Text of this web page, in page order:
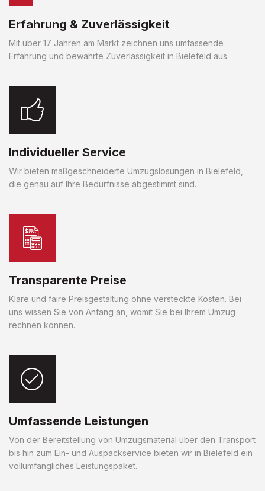
Erfahrung & Zuverlässigkeit
Mit über 17 Jahren am Markt zeichnen uns umfassende
Erfahrung und bewährte Zuverlässigkeit in Bielefeld aus.
Individueller Service
Wir bieten maßgeschneiderte Umzugslösungen in Bielefeld,
die genau auf Ihre Bedürfnisse abgestimmt sind.
Transparente Preise
Klare und faire Preisgestaltung ohne versteckte Kosten. Bei
uns wissen Sie von Anfang an, womit Sie bei Ihrem Umzug
rechnen können.
Umfassende Leistungen
Von der Bereitstellung von Umzugsmaterial über den Transport
bis hin zum Ein- und Auspackservice bieten wir in Bielefeld ein
vollumfängliches Leistungspaket.